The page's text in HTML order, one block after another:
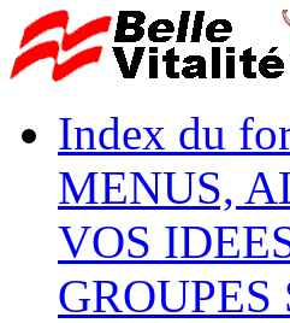
Index du
MENUS,
VOS